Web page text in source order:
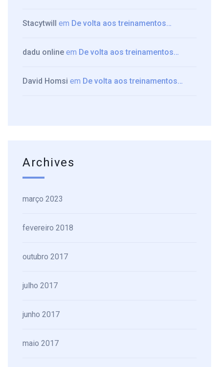
Stacytwill em De volta aos treinamentos…
dadu online em De volta aos treinamentos…
David Homsi em De volta aos treinamentos…
Archives
março 2023
fevereiro 2018
outubro 2017
julho 2017
junho 2017
maio 2017